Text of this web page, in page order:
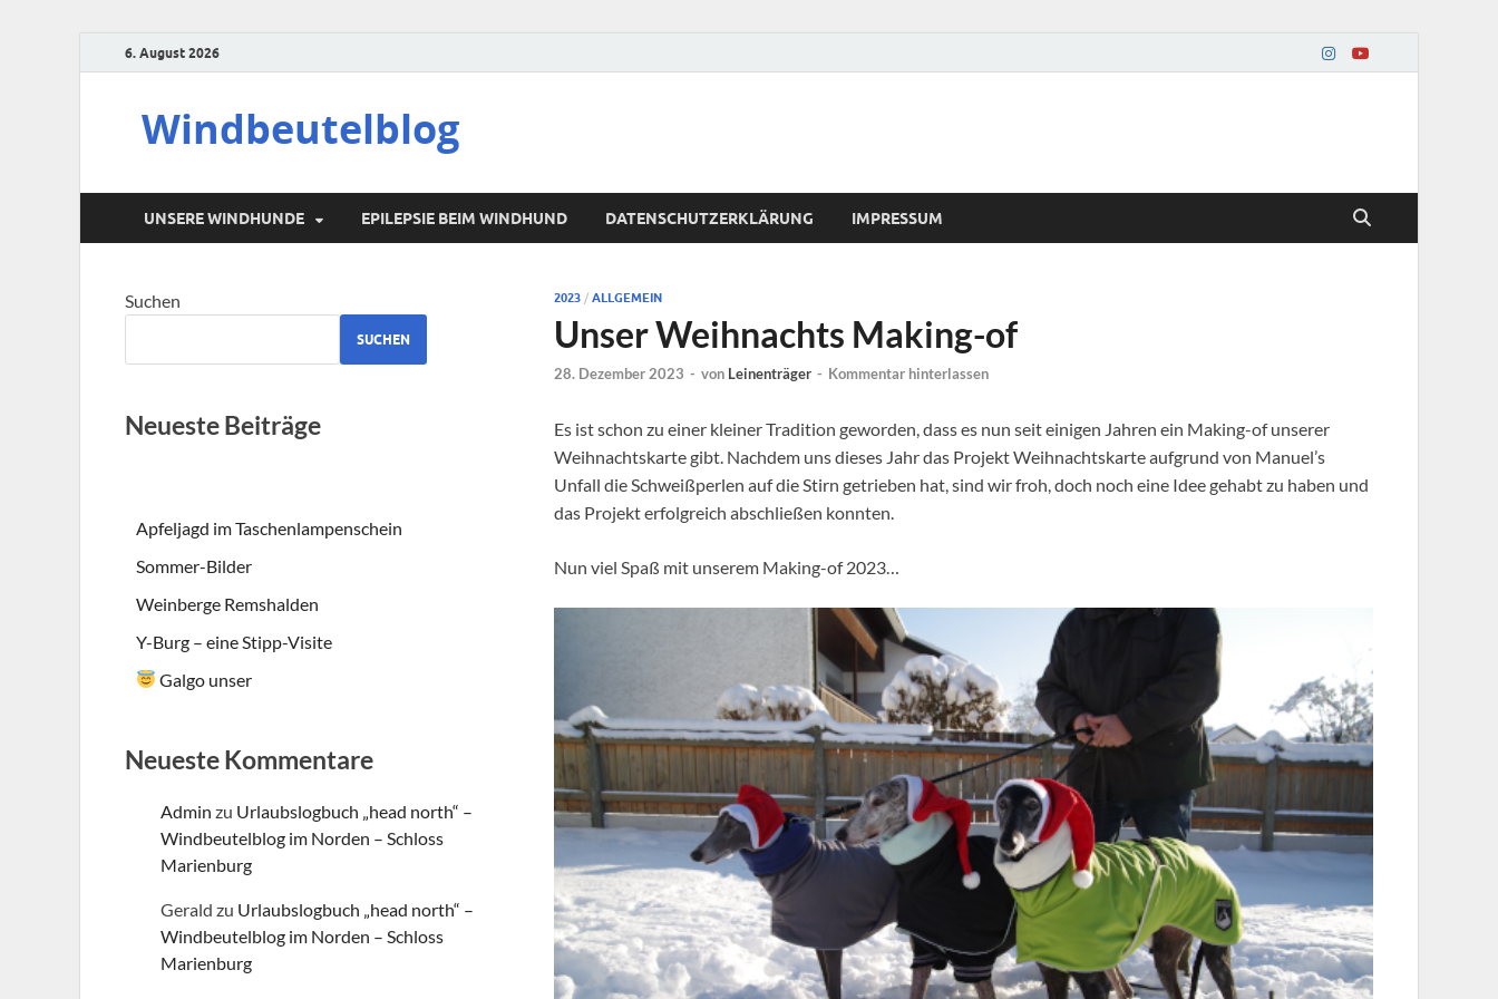
6. August 2026
Windbeutelblog
UNSERE WINDHUNDE EPILEPSIE BEIM WINDHUND DATENSCHUTZERKLÄRUNG IMPRESSUM
2023 / ALLGEMEIN
Unser Weihnachts Making-of
28. Dezember 2023 - von Leinenträger - Kommentar hinterlassen
Es ist schon zu einer kleiner Tradition geworden, dass es nun seit einigen Jahren ein Making-of unserer
Weihnachtskarte gibt. Nachdem uns dieses Jahr das Projekt Weihnachtskarte aufgrund von Manuel’s
Unfall die Schweißperlen auf die Stirn getrieben hat, sind wir froh, doch noch eine Idee gehabt zu haben und
das Projekt erfolgreich abschließen konnten.
Nun viel Spaß mit unserem Making-of 2023…
Suchen
SUCHEN
Neueste Beiträge
Apfeljagd im Taschenlampenschein
Sommer-Bilder
Weinberge Remshalden
Y-Burg – eine Stipp-Visite
Galgo unser
Neueste Kommentare
Admin zu Urlaubslogbuch „head north“ –
Windbeutelblog im Norden – Schloss
Marienburg
Gerald zu Urlaubslogbuch „head north“ –
Windbeutelblog im Norden – Schloss
Marienburg